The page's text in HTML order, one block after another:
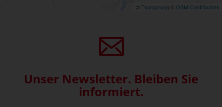
© Toursprung © OSM Contributors
Unser Newsletter. Bleiben Sie
informiert.